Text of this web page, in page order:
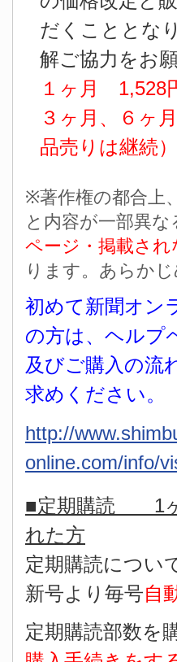
だくこととな
解ご協力をお
１ヶ月 1,528
３ヶ月、６ヶ
品売りは継続）
※著作権の都合上
と内容が一部異な
ページ・掲載され
ります。あらか
初めて新聞オン
の方は、ヘルプ
及びご購入の流
求めください。
http://
online.com/info/
■定期購読 1ヶ
れた方
定期購読につい
新号より毎号自
定期購読部数を